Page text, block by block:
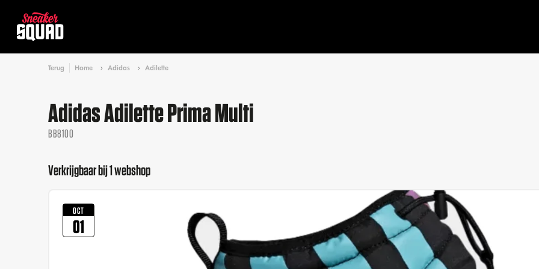
Terug Home Adidas Adilette
Adidas Adilette Prima Multi
BB8100
Verkrijgbaar bij 1 webshop
OCT
01